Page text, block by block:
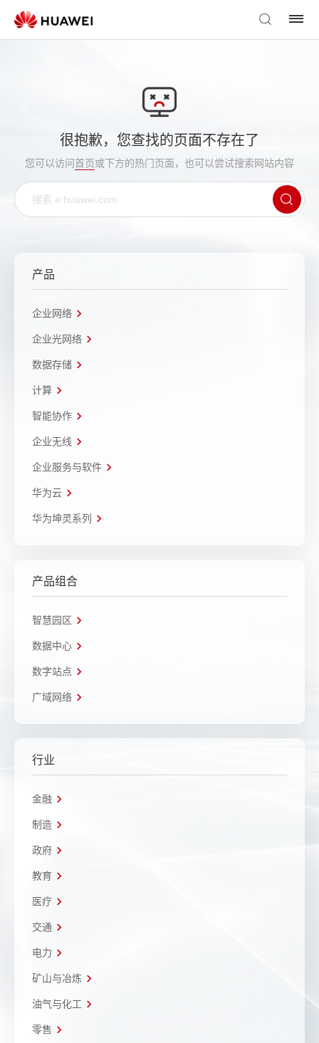
很抱歉，您查找的页面不存在了
您可以访问首页或下方的热门页面，也可以尝试搜索网站内容
产品
企业网络
企业光网络
数据存储
计算
智能协作
企业无线
企业服务与软件
华为云
华为坤灵系列
产品组合
智慧园区
数据中心
数字站点
广域网络
行业
金融
制造
政府
教育
医疗
交通
电力
矿山与冶炼
油气与化工
零售